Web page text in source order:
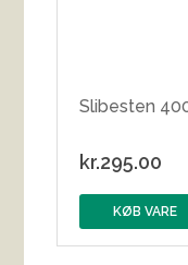
Slibesten
kr.295.00
KØB VARE